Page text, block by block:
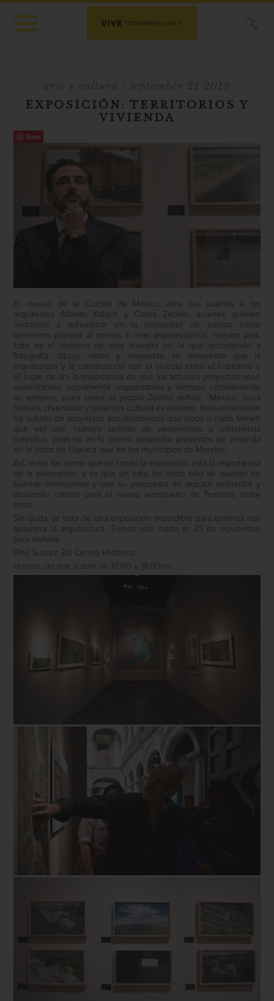
EXPOSICIÓN: TERRITORIOS Y
VIVIENDA
Save
El museo de la Ciudad de México abre sus puertas a los
arquitectos Alberto Kalach y Carlos Zedillo, quienes quieren
invitarnos a reflexionar en la necesidad de pensar cómo
queremos planear, al menos a nivel arquitectónico, nuestro país.
Este es el objetivo de esta muestra en la que recurriendo a
fotografía, dibujo, video y maquetas, se demuestra que la
arquitectura y la construcción son el vínculo entre el habitante y
el lugar, de ahí la importancia de que los actuales proyectos sean
sustentables, socialmente responsables y siempre considerando
su entorno, pues como el propio Zedillo señala: “México, cuya
historia, diversidad y potencia cultural es enorme, frecuentemente
ha sufrido de proyectos arquitectónicos que poco o nada tienen
que ver con nuestro sentido de pertenencia o conciencia
colectiva, pues no es lo mismo desarrollar proyectos de vivienda
en la costa de Oaxaca que en los municipios de Morelos·.
Así, entre los temas que se tratan la exposición está la importancia
de la planeación, y es que sin esta, las obras solo se quedan en
buenas intenciones y una su propuesta de rescate ambiental y
desarrollo urbano para el nuevo aeropuerto de Texcoco, entre
otros.
Sin duda, se trata de una exposición imperdible para quienes nos
apasiona la arquitectura. Tienes solo hasta el 25 de noviembre
para visitarla.
Pino Suárez 30, Centro Histórico
Horario: de mar a dom de 10:00 a 18:00hrs.